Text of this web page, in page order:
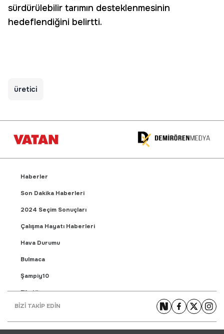
sürdürülebilir tarımın desteklenmesinin
hedeflendiğini belirtti.
üretici
Haberler
Son Dakika Haberleri
2024 Seçim Sonuçları
Çalışma Hayatı Haberleri
Hava Durumu
Bulmaca
Şampiy10
Fikstür
Puan Durumu
BİZİ TAKİP EDİN